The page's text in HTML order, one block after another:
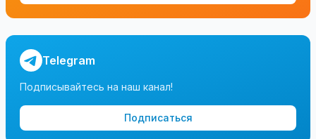
Telegram
Подписывайтесь на наш канал!
Подписаться